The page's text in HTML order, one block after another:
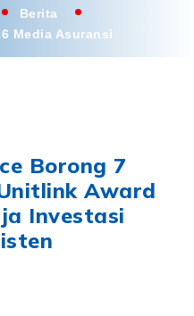
Berita
Media Asuransi
Borong 7
Award
Investasi